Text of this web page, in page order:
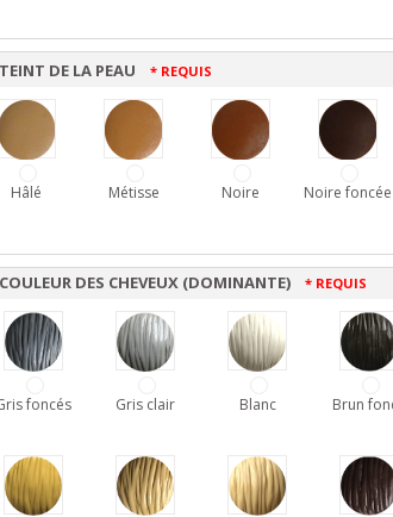
DE LA PEAU * REQUIS
Hâlé Métisse Noire Noire foncée
DES CHEVEUX (DOMINANTE) * REQUIS
foncés Gris clair Blanc Brun